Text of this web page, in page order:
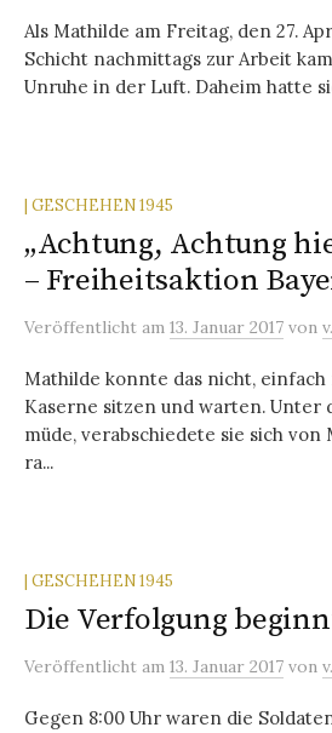
Als Mathilde am Freitag, den 27.
Schicht nachmittags zur Arbeit
Unruhe in der Luft. Daheim hatte
| GESCHEHEN 1945
„Achtung, Achtung
– Freiheitsaktion
Veröffentlicht am 13. Januar 2017 von
Mathilde konnte das nicht,
Kaserne sitzen und warten. Unter
müde, verabschiedete sie sich von
ra...
| GESCHEHEN 1945
Die Verfolgung
Veröffentlicht am 13. Januar 2017 von
Gegen 8:00 Uhr waren die